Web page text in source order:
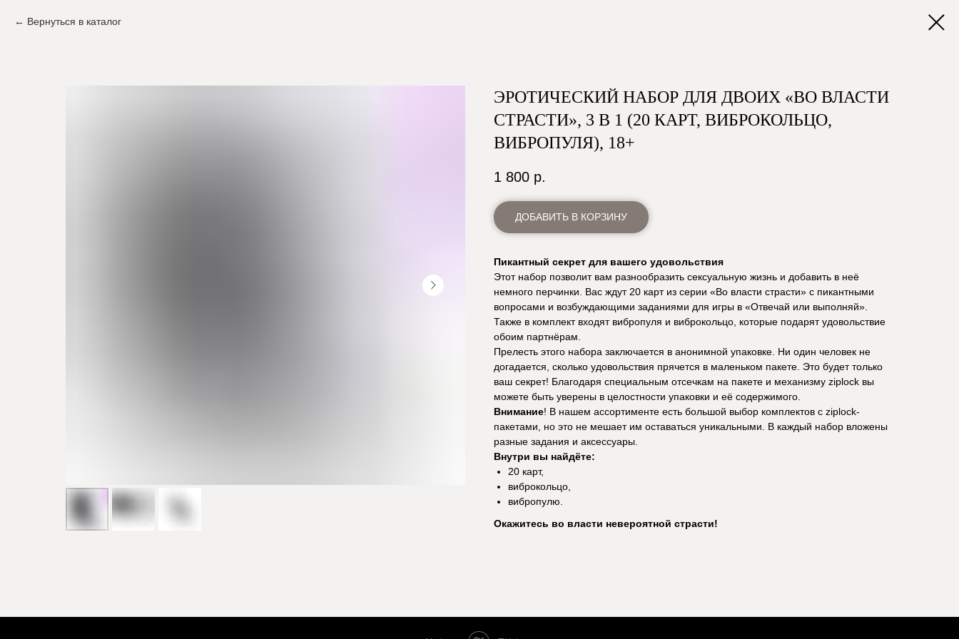
Вернуться в каталог
ЭРОТИЧЕСКИЙ НАБОР ДЛЯ ДВОИХ «ВО ВЛАСТИ
СТРАСТИ», 3 В 1 (20 КАРТ, ВИБРОКОЛЬЦО,
ВИБРОПУЛЯ), 18+
1 800 р.
ДОБАВИТЬ В КОРЗИНУ
Пикантный секрет для вашего удовольствия
Этот набор позволит вам разнообразить сексуальную жизнь и добавить в неё
немного перчинки. Вас ждут 20 карт из серии «Во власти страсти» с пикантными
вопросами и возбуждающими заданиями для игры в «Отвечай или выполняй».
Также в комплект входят вибропуля и виброкольцо, которые подарят удовольствие
обоим партнёрам.
Прелесть этого набора заключается в анонимной упаковке. Ни один человек не
догадается, сколько удовольствия прячется в маленьком пакете. Это будет только
ваш секрет! Благодаря специальным отсечкам на пакете и механизму ziplock вы
можете быть уверены в целостности упаковки и её содержимого.
Внимание! В нашем ассортименте есть большой выбор комплектов с ziplock-
пакетами, но это не мешает им оставаться уникальными. В каждый набор вложены
разные задания и аксессуары.
Внутри вы найдёте:
20 карт,
виброкольцо,
вибропулю.
Окажитесь во власти невероятной страсти!